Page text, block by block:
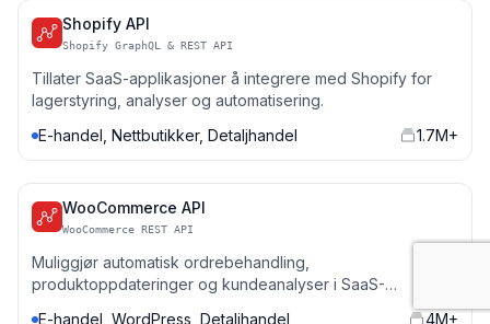
Shopify API
Shopify GraphQL & REST API
Tillater SaaS-applikasjoner å integrere med Shopify for
lagerstyring, analyser og automatisering.
E-handel, Nettbutikker, Detaljhandel
1.7M+
WooCommerce API
WooCommerce REST API
Muliggjør automatisk ordrebehandling,
produktoppdateringer og kundeanalyser i SaaS-
E-handel, WordPress, Detaljhandel 4M+